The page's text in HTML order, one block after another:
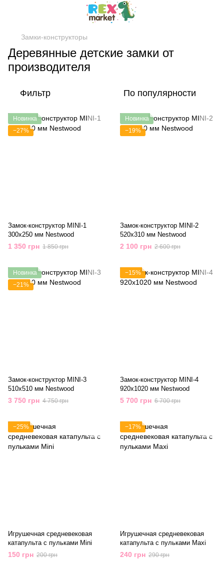
Замки-конструкторы
Деревянные детские замки от
производителя
Фильтр По популярности
Новинка
−27%
Замок-конструктор MINI-1
300х250 мм Nestwood
1 350 грн 1 850 грн
Новинка
−19%
Замок-конструктор MINI-2
520х310 мм Nestwood
2 100 грн 2 600 грн
Новинка
−21%
Замок-конструктор MINI-3
510х510 мм Nestwood
3 750 грн 4 750 грн
−15%
Замок-конструктор MINI-4
920х1020 мм Nestwood
5 700 грн 6 700 грн
−25%
Игрушечная средневековая
катапульта с пульками Mini
150 грн 200 грн
−17%
Игрушечная средневековая
катапульта с пульками Maxi
240 грн 290 грн